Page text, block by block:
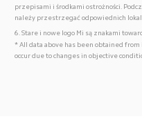
przepisami i środkami ostrożności.
należy przestrzegać odpowiednich
6. Stare i nowe logo Mi są znakami
* All data above has been obtained
occur due to changes in objective